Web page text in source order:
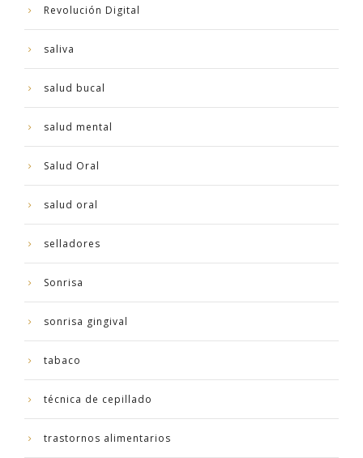
Revolución Digital
saliva
salud bucal
salud mental
Salud Oral
salud oral
selladores
Sonrisa
sonrisa gingival
tabaco
técnica de cepillado
trastornos alimentarios